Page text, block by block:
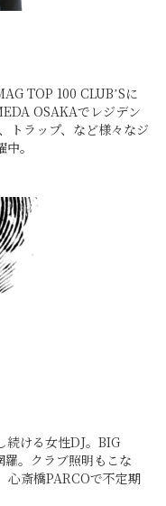
TOP 100 CLUBʼSに
OSAKAでレジデン
トラップ、など様々なジ
。
続ける女性DJ。BIG
。クラブ照明もこな
心斎橋PARCOで不定期